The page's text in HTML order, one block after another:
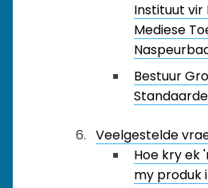
Instituut vir
Mediese
Bestuur
Standaarde
Veelgestelde
Hoe kry ek
my produk